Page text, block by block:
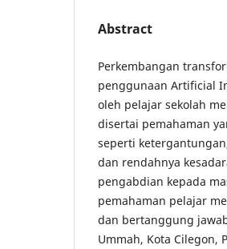
Abstract
Perkembangan
penggunaan Artificial
oleh pelajar sekolah
disertai pemahaman
seperti
dan rendahnya
pengabdian kepada
pemahaman pelajar
dan bertanggung
Ummah, Kota Cilegon,